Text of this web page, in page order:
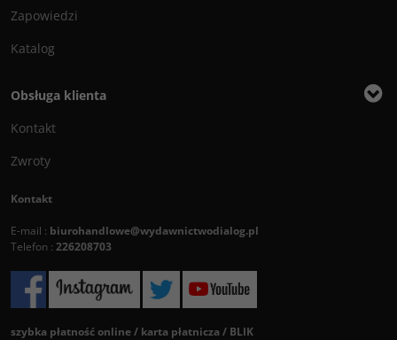
Zapowiedzi
Katalog
Obsługa klienta
Kontakt
Zwroty
Kontakt
E-mail : biurohandlowe@wydawnictwodialog.pl
Telefon : 226208703
szybka płatność online / karta płatnicza / BLIK